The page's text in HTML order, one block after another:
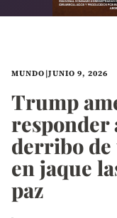
MUNDO |JUNIO 9, 2026
Trump
responder
derribo de
en jaque
paz